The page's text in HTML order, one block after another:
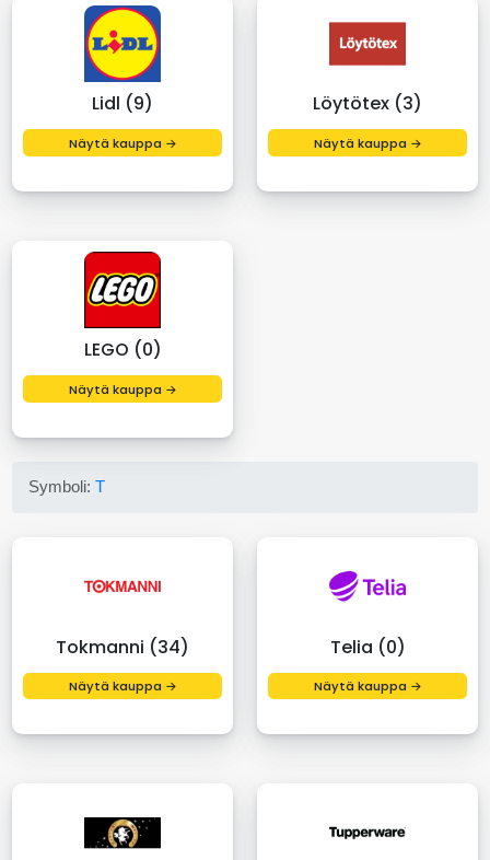
Lidl (9)
Näytä kauppa →
Löytötex (3)
Näytä kauppa →
LEGO (0)
Näytä kauppa →
Symboli:T
Tokmanni (34)
Näytä kauppa →
Telia (0)
Näytä kauppa →